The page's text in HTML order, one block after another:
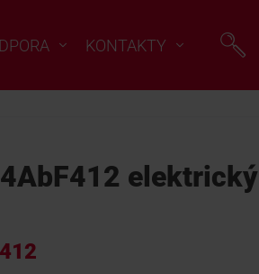
KONTAKTY
elektrický